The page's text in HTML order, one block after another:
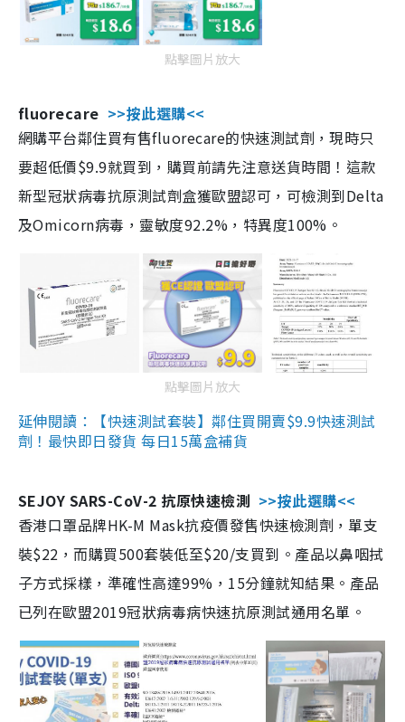
點擊圖片放大
fluorecare >>按此選購<<
網購平台鄰住買有售fluorecare的快速測試劑，現時只
要超低價$9.9就買到，購買前請先注意送貨時間！這款
新型冠狀病毒抗原測試劑盒獲歐盟認可，可檢測到Delta
及Omicorn病毒，靈敏度92.2%，特異度100%。
點擊圖片放大
延伸閱讀：【快速測試套裝】鄰住買開賣$9.9快速測試
劑！最快即日發貨 每日15萬盒補貨
SEJOY SARS-CoV-2 抗原快速檢測 >>按此選購<<
香港口罩品牌HK-M Mask抗疫價發售快速檢測劑，單支
裝$22，而購買500套裝低至$20/支買到。產品以鼻咽拭
子方式採樣，準確性高達99%，15分鐘就知結果。產品
已列在歐盟2019冠狀病毒病快速抗原測試通用名單。